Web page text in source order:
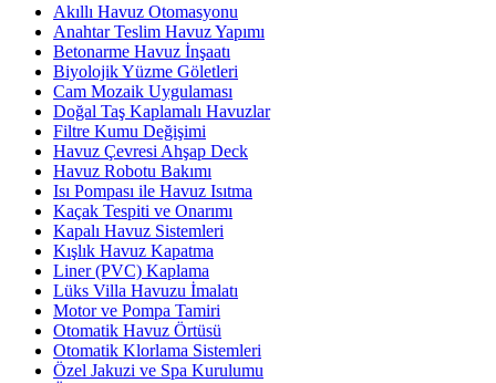
Akıllı Havuz Otomasyonu
Anahtar Teslim Havuz Yapımı
Betonarme Havuz İnşaatı
Biyolojik Yüzme Göletleri
Cam Mozaik Uygulaması
Doğal Taş Kaplamalı Havuzlar
Filtre Kumu Değişimi
Havuz Çevresi Ahşap Deck
Havuz Robotu Bakımı
Isı Pompası ile Havuz Isıtma
Kaçak Tespiti ve Onarımı
Kapalı Havuz Sistemleri
Kışlık Havuz Kapatma
Liner (PVC) Kaplama
Lüks Villa Havuzu İmalatı
Motor ve Pompa Tamiri
Otomatik Havuz Örtüsü
Otomatik Klorlama Sistemleri
Özel Jakuzi ve Spa Kurulumu